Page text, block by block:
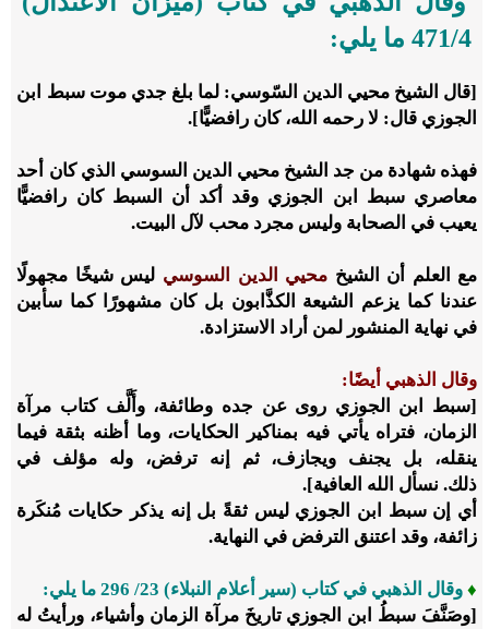
4/‏471 ما يلي:
[قال الشيخ محيي الدين السّوسي: لما بلغ جدي موت سبط ابن
الجوزي قال: لا رحمه الله، كان رافضيًّا].
فهذه شهادة من جد الشيخ محيي الدين السوسي الذي كان أحد
معاصري سبط ابن الجوزي وقد أكد أن السبط كان رافضيًّا
يعيب في الصحابة وليس مجرد محب لآل البيت.
مع العلم أن الشيخ محيي الدين السوسي ليس شيخًا مجهولًا
عندنا كما يزعم الشيعة الكذَّابون بل كان مشهورًا كما سأبين
في نهاية المنشور لمن أراد الاستزادة.
وقال الذهبي أيضًا:
[سبط ابن الجوزي روى عن جده وطائفة، وأَلَّف كتاب مرآة
الزمان، فتراه يأتي فيه بمناكير الحكايات، وما أظنه بثقة فيما
ينقله، بل يجنف ويجازف، ثم إنه ترفض، وله مؤلف في
ذلك. نسأل الله العافية].
أي إن سبط ابن الجوزي ليس ثقةً بل إنه يذكر حكايات مُنكَرة
زائفة، وقد اعتنق الترفض في النهاية.
♦ وقال الذهبي في كتاب (سير أعلام النبلاء) 23
/
296 ما يلي:
[وصَنَّفَ سبطُ ابن الجوزي تاريخَ مرآة الزمان وأشياء، ورأيتُ له